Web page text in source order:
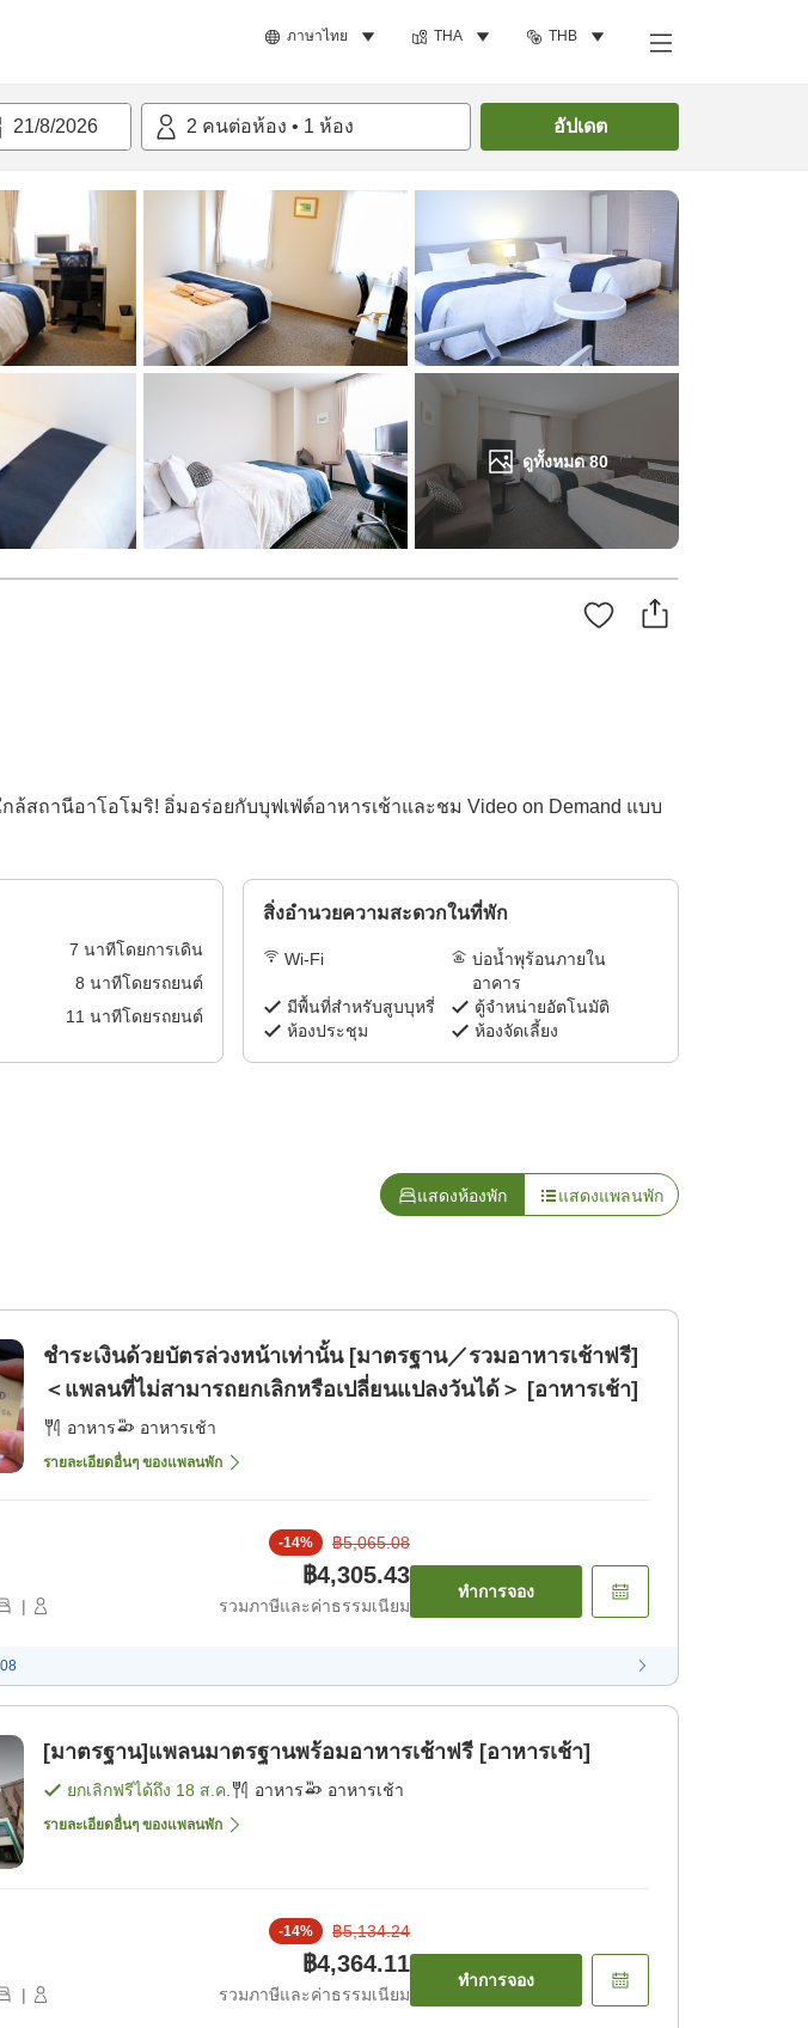
ภาษาไทย THA THB
21/8/2026 2 คนต่อห้อง • 1 ห้อง อัปเดต
ดูทั้งหมด80
ค้นหาห้องพัก
ถานีอาโอโมริ! อิ่มอร่อยกับบุฟเฟ่ต์อาหารเช้าและชม Video on Demand แบบ
7 นาทีโดยการเดิน
8 นาทีโดยรถยนต์
11 นาทีโดยรถยนต์
สิ่งอำนวยความสะดวกในที่พัก
Wi-Fi
บ่อน้ำพุร้อนภายใน
อาคาร
มีพื้นที่สำหรับสูบบุหรี่
ตู้จำหน่ายอัตโนมัติ
ห้องประชุม
ห้องจัดเลี้ยง
แสดงห้องพัก แสดงแพลนพัก
ชำระเงินด้วยบัตรล่วงหน้าเท่านั้น [มาตรฐาน／รวมอาหารเช้าฟรี]
＜แพลนที่ไม่สามารถยกเลิกหรือเปลี่ยนแปลงวันได้＞ [อาหารเช้า]
อาหาร อาหารเช้า
รายละเอียดอื่นๆ ของแพลนพัก
|
-14% ฿5,065.08
฿4,305.43
รวมภาษีและค่าธรรมเนียม
ทำการจอง
[มาตรฐาน]แพลนมาตรฐานพร้อมอาหารเช้าฟรี [อาหารเช้า]
ยกเลิกฟรีได้ถึง 18 ส.ค. อาหาร อาหารเช้า
รายละเอียดอื่นๆ ของแพลนพัก
|
-14% ฿5,134.24
฿4,364.11
รวมภาษีและค่าธรรมเนียม
ทำการจอง